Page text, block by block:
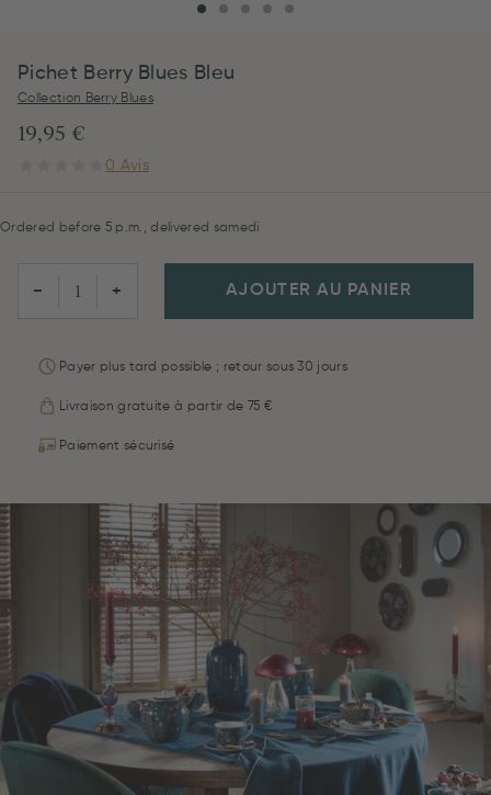
Pichet Berry Blues Bleu
Collection Berry Blues
19,95 €
0 Avis
Ordered before 5 p.m., delivered samedi
− + AJOUTER AU PANIER
Payer plus tard possible ; retour sous 30 jours
Livraison gratuite à partir de 75 €
Paiement sécurisé